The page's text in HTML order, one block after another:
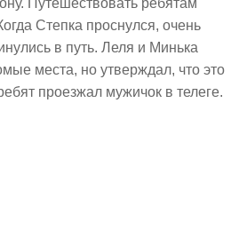
Путешествовать ребятам
Степка проснулся, очень
в путь. Леля и Минька
места, но утверждал, что это
проезжал мужичок в телеге.